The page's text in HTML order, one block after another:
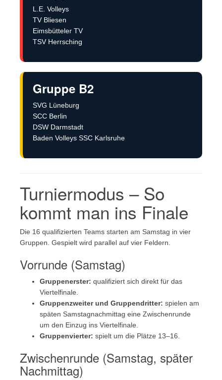
L.E. Volleys
TV Bliesen
Eimsbütteler TV
TSV Herrsching
Gruppe B2
SVG Lüneburg
SCC Berlin
DSW Darmstadt
Baden Volleys SSC Karlsruhe
Turniermodus – So
kommt man ins Finale
Die 16 qualifizierten Teams starten am Samstag in vier
Gruppen. Gespielt wird parallel auf vier Feldern.
Vorrunde (Samstag)
Gruppenerster: qualifiziert sich direkt für das
Viertelfinale.
Gruppenzweiter und Gruppendritter: spielen am
späten Samstagnachmittag eine Zwischenrunde
um den Einzug ins Viertelfinale.
Gruppenvierter: spielt um die Plätze 13–16.
Zwischenrunde (Samstag, später
Nachmittag)